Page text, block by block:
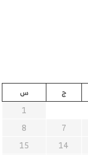
ج
س
1
7
8
14
15